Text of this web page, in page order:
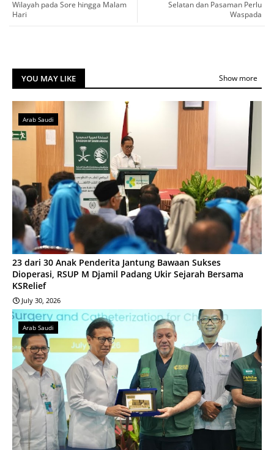
Selatan dan Pasaman Perlu
Waspada
Wilayah pada Sore hingga Malam
Hari
YOU MAY LIKE Show more
Arab Saudi
23 dari 30 Anak Penderita Jantung Bawaan Sukses
Dioperasi, RSUP M Djamil Padang Ukir Sejarah Bersama
KSRelief
July 30, 2026
Arab Saudi